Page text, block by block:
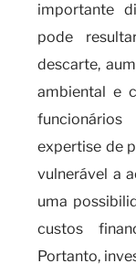
importante
pode
descarte,
ambiental e
expertise de
vulnerável a
uma
custos
Portanto,